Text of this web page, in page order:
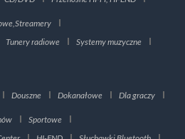
Tunery radiowe
Systemy muzyczne
Douszne Dokanałowe Dla graczy
Sportowe